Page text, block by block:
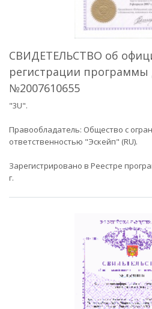
СВИДЕТЕЛЬСТВО об
регистрации
№2007610655
"3U".
Правообладатель: Общество с
ответственностью "Эскейп" (RU).
Зарегистрировано в Реестре
г.